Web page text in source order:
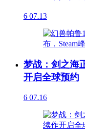
6 07.13
梦战：剑之海
开启全球预约
6 07.16